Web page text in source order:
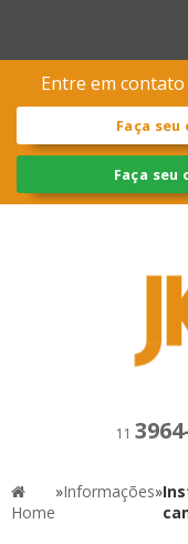
Entre em
Faça
Faça
11
Home
»Informações»